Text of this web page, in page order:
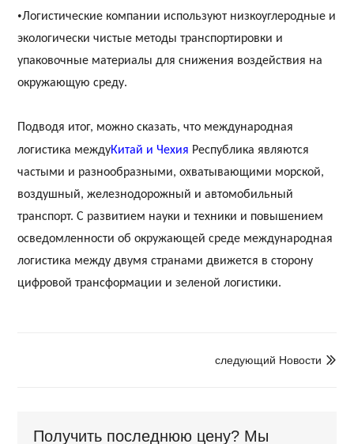
•Логистические компании используют низкоуглеродные и
экологически чистые методы транспортировки и
упаковочные материалы для снижения воздействия на
окружающую среду.
Подводя итог, можно сказать, что международная
логистика междуКитай и Чехия Республика являются
частыми и разнообразными, охватывающими морской,
воздушный, железнодорожный и автомобильный
транспорт. С развитием науки и техники и повышением
осведомленности об окружающей среде международная
логистика между двумя странами движется в сторону
цифровой трансформации и зеленой логистики.

следующий Hовости
Получить последнюю цену? Мы